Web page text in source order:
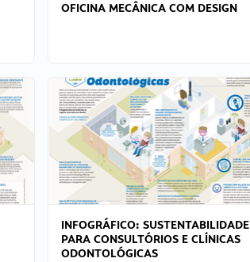
OFICINA MECÂNICA COM DESIGN
INFOGRÁFICO: SUSTENTABILIDADE
PARA CONSULTÓRIOS E CLÍNICAS
ODONTOLÓGICAS